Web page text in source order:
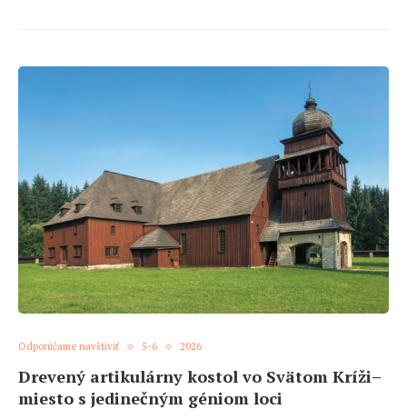
Odporúčame navštíviť 5-6 2026
Drevený artikulárny kostol vo Svätom Kríži–
miesto s jedinečným géniom loci